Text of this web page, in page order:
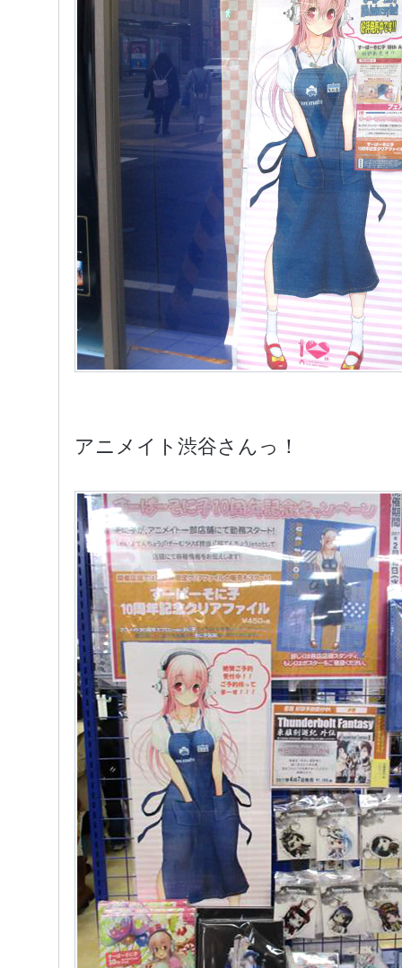
アニメイト渋谷さんっ！